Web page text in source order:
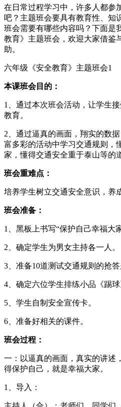
在日常过程学习中，许多人都参
吧？主题班会要具有教育性、知
班会需要有哪些内容吗？下面是
教育》主题班会，欢迎大家借鉴
助。
六年级《安全教育》主题班会1
本课班会目的：
1、通过本次班会活动，让学生
教育。
2、通过逼真的画面，翔实的数
富多彩的活动中学习交通规则，
家，懂得交通安全重于泰山等的
班会重难点：
培养学生树立交通安全意识，养
班会准备：
1、黑板上书写“保护自己幸福大
2、确定学生为男女主持各一人。
3、准备10道测试交通规则的抢答
4、确定六位学生排练小品《踢球
5、学生自制安全宣传卡。
6、准备好相关的课件。
班会过程：
一：以逼真的画面，真实的讲述
得保护自己，就是幸福大家。
1、导入：